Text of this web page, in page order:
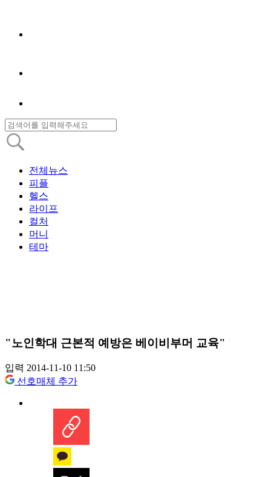
전체뉴스
피플
헬스
라이프
컬처
머니
테마
"노인학대 근본적 예방은 베이비부머 교육"
입력 2014-11-10 11:50
선호매체 추가